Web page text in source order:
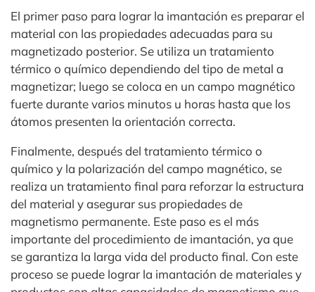
El primer paso para lograr la imantación es preparar el
material con las propiedades adecuadas para su
magnetizado posterior. Se utiliza un tratamiento
térmico o químico dependiendo del tipo de metal a
magnetizar; luego se coloca en un campo magnético
fuerte durante varios minutos u horas hasta que los
átomos presenten la orientación correcta.
Finalmente, después del tratamiento térmico o
químico y la polarización del campo magnético, se
realiza un tratamiento final para reforzar la estructura
del material y asegurar sus propiedades de
magnetismo permanente. Este paso es el más
importante del procedimiento de imantación, ya que
se garantiza la larga vida del producto final. Con este
proceso se puede lograr la imantación de materiales y